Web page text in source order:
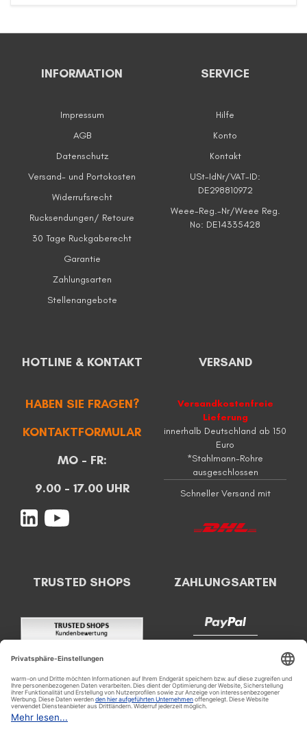
INFORMATION
Impressum
AGB
Datenschutz
Versand- und Portokosten
Widerrufsrecht
Rucksendungen/ Retoure
30 Tage Ruckgaberecht
Garantie
Zahlungsarten
Stellenangebote
SERVICE
Hilfe
Konto
Kontakt
USt-IdNr/VAT-ID:
DE298810972
Weee-Reg.-Nr/Weee Reg.
No: DE14335428
HOTLINE & KONTAKT
HABEN SIE FRAGEN?
KONTAKTFORMULAR
MO - FR:
9.00 - 17.00 UHR
VERSAND
Versandkostenfreie
Lieferung
innerhalb Deutschland ab 150
Euro
*Stahlmann-Rohre
ausgeschlossen
Schneller Versand mit
TRUSTED SHOPS ZAHLUNGSARTEN